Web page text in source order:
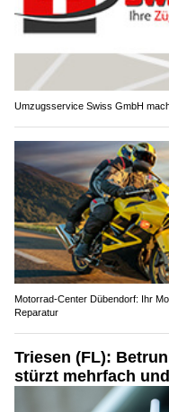
Umzugsservice Swiss GmbH
Motorrad-Center Dübendorf: Ihr
Reparatur
Triesen (FL):
stürzt mehrfach